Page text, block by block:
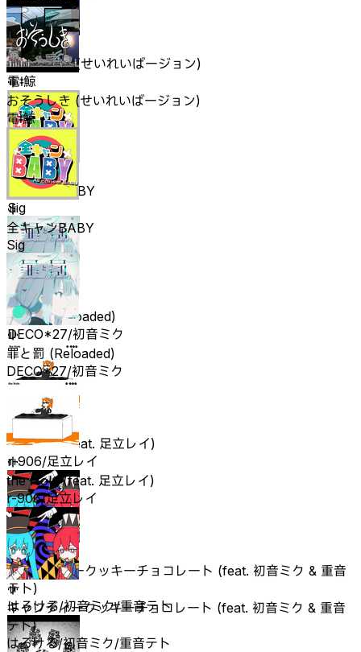
おそうしき (せいれいばージョン)
電ǂ鯨
全キャンBABY
Sig
罪と罰 (Reloaded)
DECO*27/初音ミク
the Hole (feat. 足立レイ)
r-906/足立レイ
キャンディークッキーチョコレート (feat. 初音ミク & 重音
テト)
はろける/初音ミク/重音テト
おそうしき (せいれいばージョン)
電ǂ鯨
全キャンBABY
Sig
罪と罰 (Reloaded)
DECO*27/初音ミク
the Hole (feat. 足立レイ)
r-906/足立レイ
キャンディークッキーチョコレート (feat. 初音ミク & 重音
テト)
はろける/初音ミク/重音テト